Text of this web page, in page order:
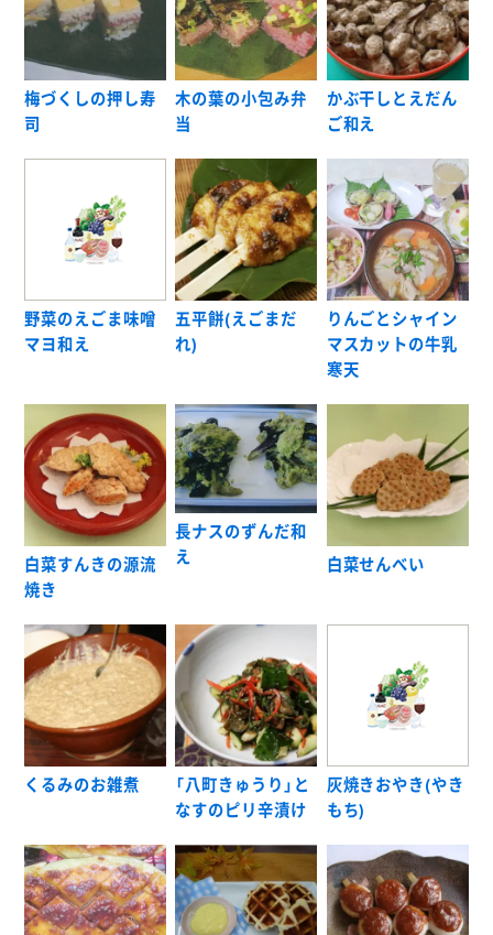
梅づくしの押し寿
司
木の葉の小包み弁
当
かぶ干しとえだん
ご和え
野菜のえごま味噌
マヨ和え
五平餅(えごまだ
れ)
りんごとシャイン
マスカットの牛乳
寒天
白菜すんきの源流
焼き
長ナスのずんだ和
え
白菜せんべい
くるみのお雑煮
「八町きゅうり」と
なすのピリ辛漬け
灰焼きおやき(やき
もち)